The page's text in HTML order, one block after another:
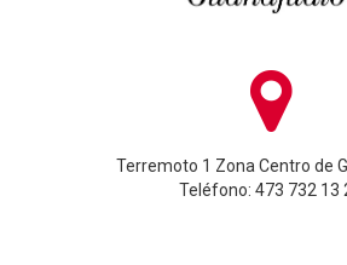
Terremoto 1 Zona Centro de
Teléfono: 473 732 13